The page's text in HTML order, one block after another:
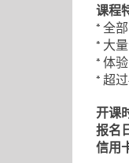
课程
* 全
* 大
* 体
* 超
开课
报名
信用